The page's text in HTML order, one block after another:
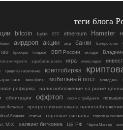
теги блога
bitcoin bybit ETF ethereum Hamster
аирдроп акции амр банки банкротство
брокеры бюджет ВВП России вклады
в интернете
заработок в сети игра инвестидеи
кредиты населению криптобиржа
минфин мобильный пост молодежь
реформа
налогообложение на рынке
облигации оффтоп песни о трейдинге
биткоина прогрессивная шкала налогообложения
бюджет
статьи торговые сигналы торговые
MIX халвинг биткоина ЦБ РФ Чарли Мангер